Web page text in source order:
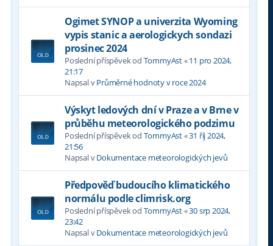
Ogimet SYNOP a univerzita Wyoming
vypis stanic a aerologickych sondazi
prosinec 2024
Poslední příspěvek od TommyAst«11 pro 2024,
21:17
Napsal vPrůměrné hodnoty v roce 2024
Výskyt ledových dní v Praze a v Brne v
průběhu meteorologického podzimu
Poslední příspěvek od TommyAst«31 říj 2024,
21:56
Napsal vDokumentace meteorologických jevů
Předpověď budoucího klimatického
normálu podle climrisk.org
Poslední příspěvek od TommyAst«30 srp 2024,
23:42
Napsal vDokumentace meteorologických jevů